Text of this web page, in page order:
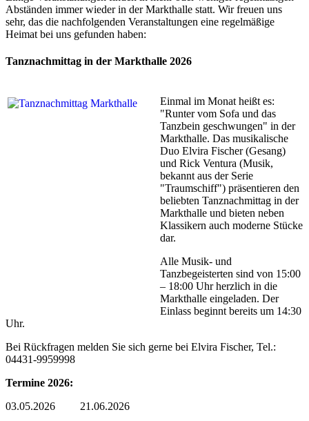
Abständen immer wieder in der Markthalle statt. Wir freuen uns
sehr, das die nachfolgenden Veranstaltungen eine regelmäßige
Heimat bei uns gefunden haben:
Tanznachmittag in der Markthalle 2026
Einmal im Monat heißt es:
"Runter vom Sofa und das
Tanzbein geschwungen" in der
Markthalle. Das musikalische
Duo Elvira Fischer (Gesang)
und Rick Ventura (Musik,
bekannt aus der Serie
"Traumschiff") präsentieren den
beliebten Tanznachmittag in der
Markthalle und bieten neben
Klassikern auch moderne Stücke
dar.
Alle Musik- und
Tanzbegeisterten sind von 15:00
– 18:00 Uhr herzlich in die
Markthalle eingeladen. Der
Einlass beginnt bereits um 14:30
Uhr.
Bei Rückfragen melden Sie sich gerne bei Elvira Fischer, Tel.:
04431-9959998
Termine 2026:
03.05.2026 21.06.2026